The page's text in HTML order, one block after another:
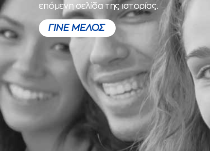
επόμενη σελίδα της ιστορίας.
ΓΙΝΕ ΜΕΛΟΣ